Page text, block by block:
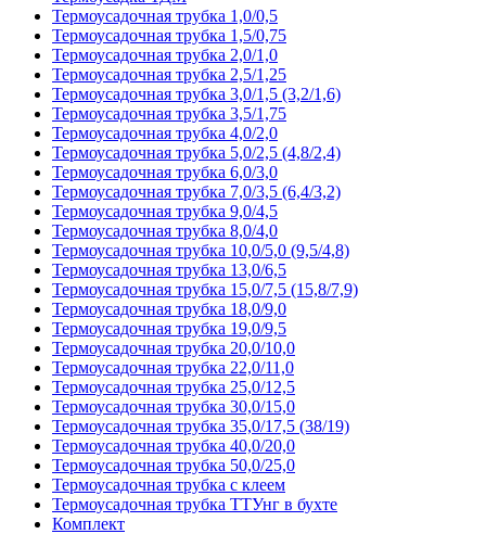
Термоусадочная трубка 1,0/0,5
Термоусадочная трубка 1,5/0,75
Термоусадочная трубка 2,0/1,0
Термоусадочная трубка 2,5/1,25
Термоусадочная трубка 3,0/1,5 (3,2/1,6)
Термоусадочная трубка 3,5/1,75
Термоусадочная трубка 4,0/2,0
Термоусадочная трубка 5,0/2,5 (4,8/2,4)
Термоусадочная трубка 6,0/3,0
Термоусадочная трубка 7,0/3,5 (6,4/3,2)
Термоусадочная трубка 9,0/4,5
Термоусадочная трубка 8,0/4,0
Термоусадочная трубка 10,0/5,0 (9,5/4,8)
Термоусадочная трубка 13,0/6,5
Термоусадочная трубка 15,0/7,5 (15,8/7,9)
Термоусадочная трубка 18,0/9,0
Термоусадочная трубка 19,0/9,5
Термоусадочная трубка 20,0/10,0
Термоусадочная трубка 22,0/11,0
Термоусадочная трубка 25,0/12,5
Термоусадочная трубка 30,0/15,0
Термоусадочная трубка 35,0/17,5 (38/19)
Термоусадочная трубка 40,0/20,0
Термоусадочная трубка 50,0/25,0
Термоусадочная трубка с клеем
Термоусадочная трубка ТТУнг в бухте
Комплект